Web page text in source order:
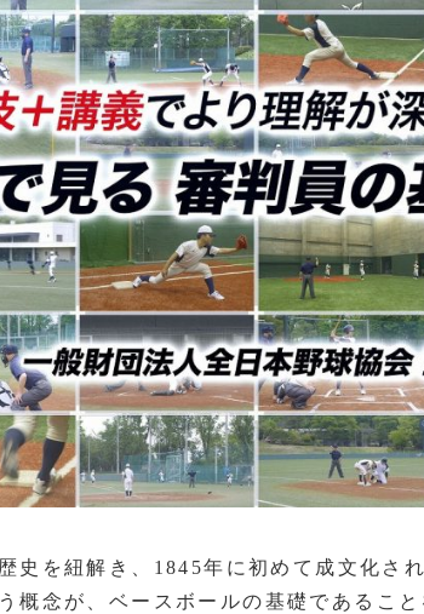
史を紐解き、1845年に初めて成文化さ
概念が、ベースボールの基礎であるこ